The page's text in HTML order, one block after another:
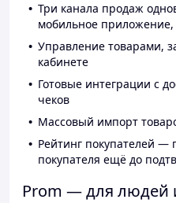
Три канала продаж
мобильное приложение,
Управление товарами,
кабинете
Готовые интеграции с
чеков
Массовый импорт
Рейтинг покупателей —
покупателя ещё до
Prom — для людей